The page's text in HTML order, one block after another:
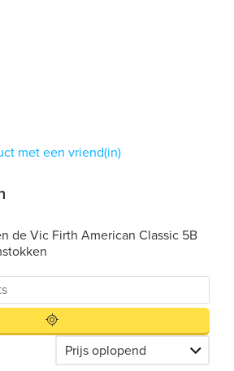
met een vriend(in)
de Vic Firth American Classic 5B